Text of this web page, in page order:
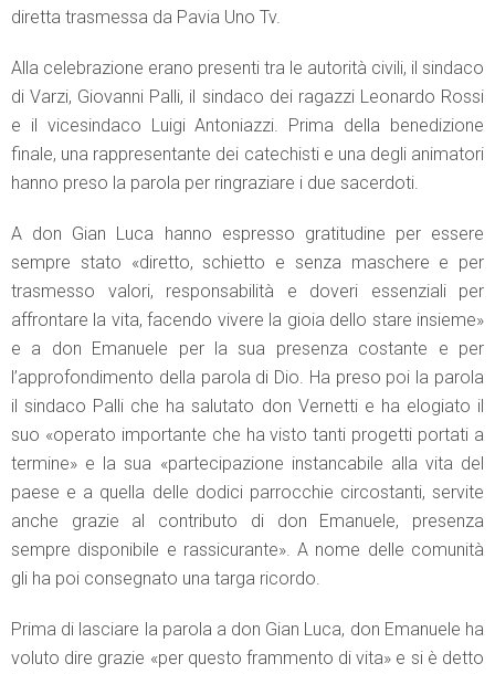
diretta trasmessa da Pavia Uno Tv.
Alla celebrazione erano presenti tra le autorità civili, il sindaco
di Varzi, Giovanni Palli, il sindaco dei ragazzi Leonardo Rossi
e il vicesindaco Luigi Antoniazzi. Prima della benedizione
finale, una rappresentante dei catechisti e una degli animatori
hanno preso la parola per ringraziare i due sacerdoti.
A don Gian Luca hanno espresso gratitudine per essere
sempre stato «diretto, schietto e senza maschere e per
trasmesso valori, responsabilità e doveri essenziali per
affrontare la vita, facendo vivere la gioia dello stare insieme»
e a don Emanuele per la sua presenza costante e per
l’approfondimento della parola di Dio. Ha preso poi la parola
il sindaco Palli che ha salutato don Vernetti e ha elogiato il
suo «operato importante che ha visto tanti progetti portati a
termine» e la sua «partecipazione instancabile alla vita del
paese e a quella delle dodici parrocchie circostanti, servite
anche grazie al contributo di don Emanuele, presenza
sempre disponibile e rassicurante». A nome delle comunità
gli ha poi consegnato una targa ricordo.
Prima di lasciare la parola a don Gian Luca, don Emanuele ha
voluto dire grazie «per questo frammento di vita» e si è detto